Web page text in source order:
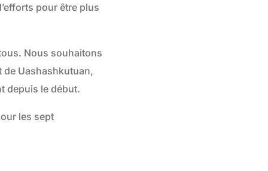
pour être plus
Nous souhaitons
de Uashashkutuan,
depuis le début.
les sept